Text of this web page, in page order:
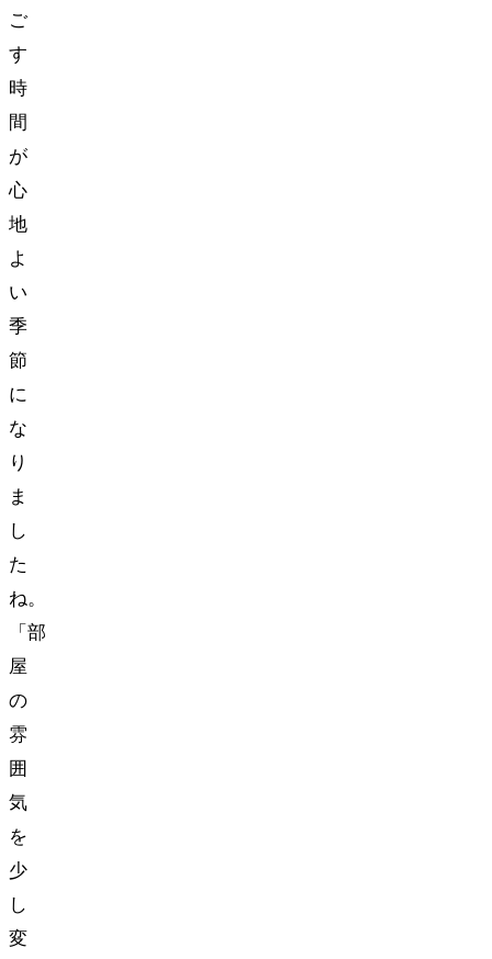
ご
す
時
間
が
心
地
よ
い
季
節
に
な
り
ま
し
た
ね。
「部
屋
の
雰
囲
気
を
少
し
変